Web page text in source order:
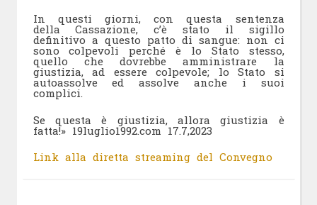
In questi giorni, con questa sentenza
della Cassazione, c’è stato il sigillo
definitivo a questo patto di sangue: non ci
sono colpevoli perché è lo Stato stesso,
quello che dovrebbe amministrare la
giustizia, ad essere colpevole; lo Stato si
autoassolve ed assolve anche i suoi
complici.
Se questa è giustizia, allora giustizia è
fatta!» 19luglio1992.com 17.7,2023
Link alla diretta streaming del Convegno